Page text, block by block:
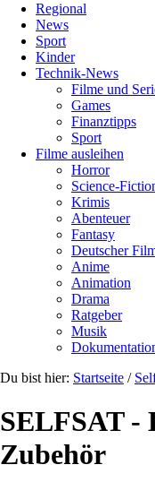
Regional
News
Sport
Kinder
Technik-News
Filme und
Games
Finanztipps
Sport
Filme ausleihen
Horror
Science-
Krimis
Abenteuer
Fantasy
Deutscher
Anime
Animation
Drama
Ratgeber
Musik
Du bist hier: Startseite /
SELFSAT -
Zubehör